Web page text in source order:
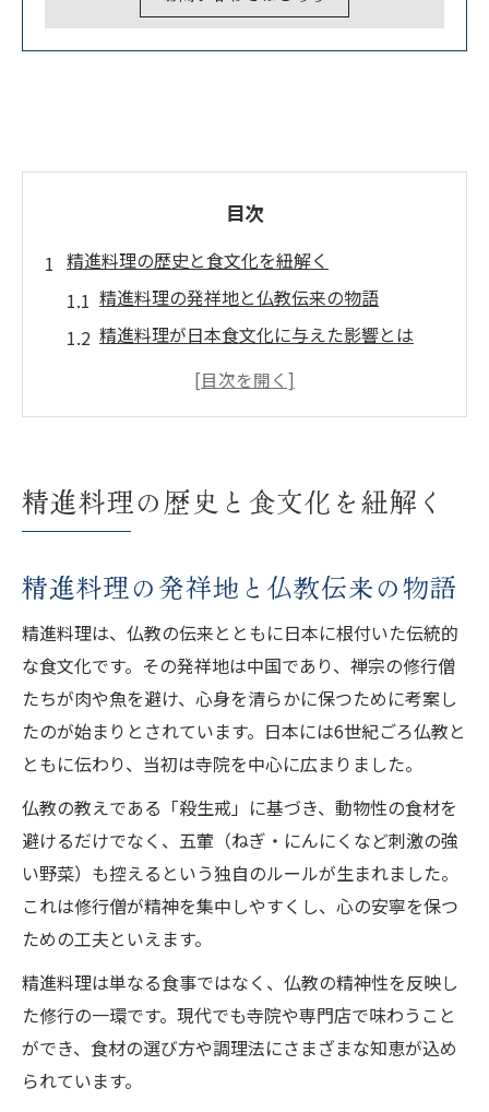
目次
精進料理の歴史と食文化を紐解く
精進料理の発祥地と仏教伝来の物語
精進料理が日本食文化に与えた影響とは
歴史の中で進化した精進料理の歩み
精進料理を静かに味わう作法の基本
精進料理の食事作法と静寂の意味を学ぶ
箸使いと器の扱いに込められた精進料理の
礼儀
精進料理で大切にしたい静けさのマナー
ルールとタブーで学ぶ精進料理の本質
精進料理の禁じられた食材とその理由
精進料理のルールを守る意義とは何か
五葷を避ける精進料理のタブーとは
精進料理の調味料選びと戒律の関係
精進料理の本質に迫るタブーの背景
精進料理の意味と食事への感謝の心
精進料理の作法に込められた精神性とは
一汁三菜に学ぶ精進料理の意義と実践
精進料理の歴史と食文化を紐解く
精進料理の発祥地と仏教伝来の物語
精進料理は、仏教の伝来とともに日本に根付いた伝統的
な食文化です。その発祥地は中国であり、禅宗の修行僧
たちが肉や魚を避け、心身を清らかに保つために考案し
たのが始まりとされています。日本には6世紀ごろ仏教と
ともに伝わり、当初は寺院を中心に広まりました。
仏教の教えである「殺生戒」に基づき、動物性の食材を
避けるだけでなく、五葷（ねぎ・にんにくなど刺激の強
い野菜）も控えるという独自のルールが生まれました。
これは修行僧が精神を集中しやすくし、心の安寧を保つ
ための工夫といえます。
精進料理は単なる食事ではなく、仏教の精神性を反映し
た修行の一環です。現代でも寺院や専門店で味わうこと
ができ、食材の選び方や調理法にさまざまな知恵が込め
られています。